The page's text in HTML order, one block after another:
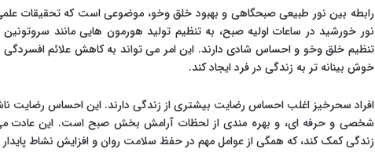
رابطه بین نور طبیعی صبحگاهی و بهبود خلق وخو، موضوعی است که تحقیقات
نور خورشید در ساعات اولیه صبح، به تنظیم تولید هورمون هایی مانند
تنظیم خلق وخو و احساس شادی دارند. این امر می تواند به کاهش علائم
خوش بینانه تر به زندگی در فرد ایجاد کند.
افراد سحرخیز اغلب احساس رضایت بیشتری از زندگی دارند. این احساس رضایت
شخصی و حرفه ای، و بهره مندی از لحظات آرامش بخش صبح است. این عادت می
زندگی کمک کند، که همگی از عوامل مهم در حفظ سلامت روان و افزایش نشاط پایدار